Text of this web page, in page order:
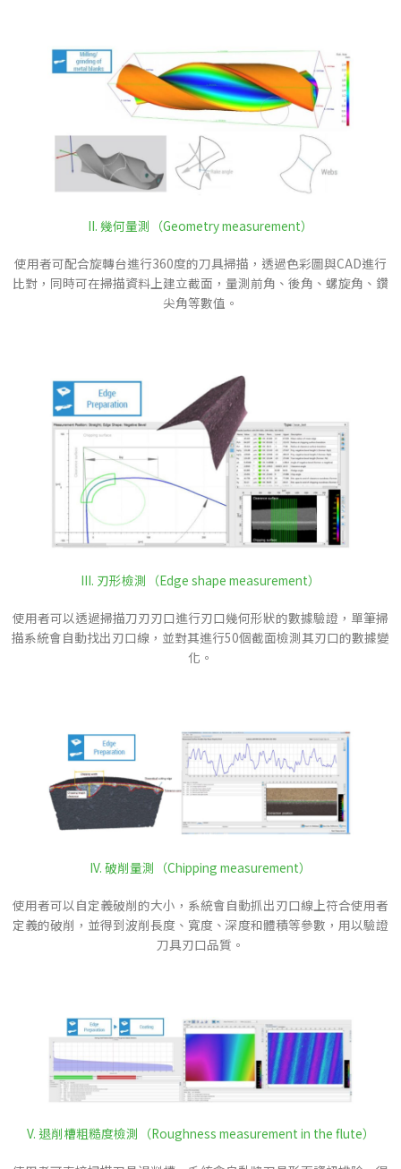
II. 幾何量測（Geometry measurement）
使用者可配合旋轉台進行360度的刀具掃描，透過色彩圖與CAD進行
比對，同時可在掃描資料上建立截面，量測前角、後角、螺旋角、鑽
尖角等數值。
III. 刃形檢測（Edge shape measurement）
使用者可以透過掃描刀刃刃口進行刃口幾何形狀的數據驗證，單筆掃
描系統會自動找出刃口線，並對其進行50個截面檢測其刃口的數據變
化。
IV. 破削量測（Chipping measurement）
使用者可以自定義破削的大小，系統會自動抓出刃口線上符合使用者
定義的破削，並得到波削長度、寬度、深度和體積等參數，用以驗證
刀具刃口品質。
V. 退削槽粗糙度檢測（Roughness measurement in the flute）